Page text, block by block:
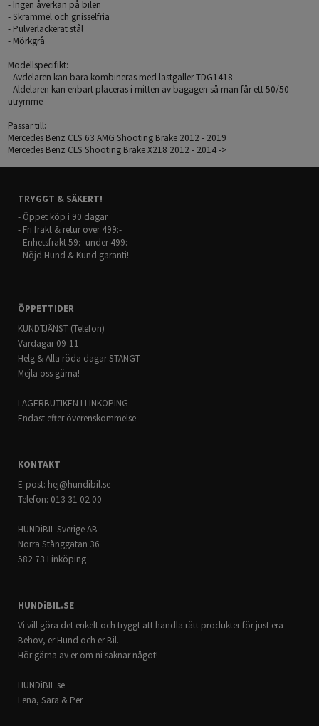
- Ingen åverkan på bilen
- Skrammel och gnisselfria
- Pulverlackerat stål
- Mörkgrå
Modellspecifikt:
- Avdelaren kan bara kombineras med lastgaller TDG1418
- Aldelaren kan enbart placeras i mitten av bagagen så man får ett 50/50
utrymme
Passar till:
Mercedes Benz CLS 63 AMG Shooting Brake 2012 - 2019
Mercedes Benz CLS Shooting Brake X218 2012 - 2014 ->
TRYGGT & SÄKERT!
- Öppet köp i 90 dagar
- Fri frakt & retur över 499:-
- Enhetsfrakt 59:- under 499:-
- Nöjd Hund & Kund garanti!
ÖPPETTIDER
KUNDTJÄNST (Telefon)
Vardagar 09-11
Helg & Alla röda dagar STÄNGT
Mejla oss gärna!
LAGERBUTIKEN I LINKÖPING
Endast efter överenskommelse
KONTAKT
E-post: hej@hundibil.se
Telefon: 013 31 02 00
HUNDiBIL Sverige AB
Norra Stånggatan 36
582 73 Linköping
HUNDiBIL.SE
Vi vill göra det enkelt och tryggt att handla rätt produkter för just era
Behov, er Hund och er Bil.
Hör gärna av er om ni saknar något!
HUNDiBIL.se
Lena, Sara & Per